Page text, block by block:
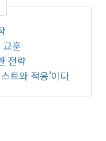
교훈
전략
트와 적응’이다